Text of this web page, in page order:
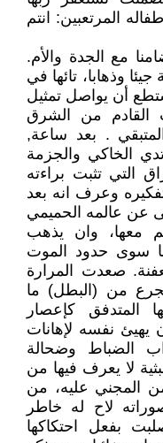
المرتعبين: انتم
مع الجدة والأم.
وذهابا، تائها في
أن يواصل تمثيل
القادم من الشرق
. بعد ساعة,
الخاكي والجزمة
التي تثبت براءته
وعرف انه بعد
عن عالمه الحميمي
معها، وان يذهب
سوى حدود الموت
صعدت المرارة
من (البطل) ما
المتدفق كإعصار
يهيئ نفسه لإهانات
الضباط وضحالة
لا يعرف فيها من
المجني عليه، من
لاح له خاطر
بفعل احتكاكها